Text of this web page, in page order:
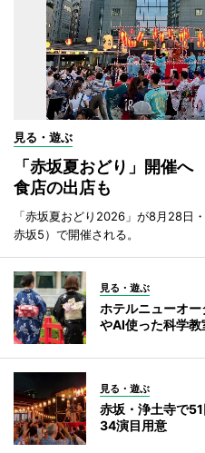
見る・遊ぶ
「赤坂夏おどり」開催
食店の出店も
「赤坂夏おどり2026」が8月28日
赤坂5）で開催される。
見る・遊ぶ
ホテルニューオ
やAI使った科学教
見る・遊ぶ
赤坂・浄土寺で
34演目用意